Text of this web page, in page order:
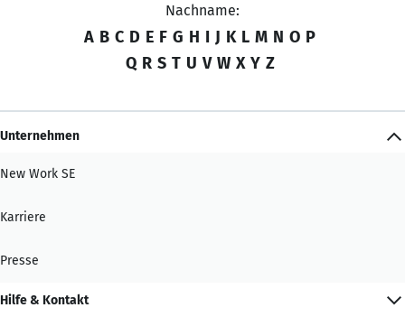
Nachname:
A B C D E F G H I J K L M N O P
Q R S T U V W X Y Z
Unternehmen
New Work SE
Karriere
Presse
Hilfe & Kontakt